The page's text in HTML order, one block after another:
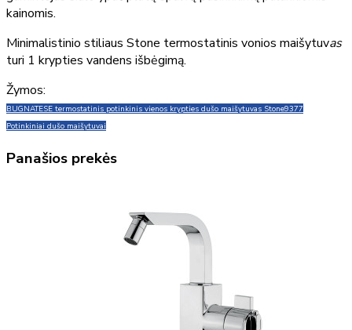
kainomis.
Minimalistinio stiliaus Stone termostatinis vonios maišytuvas
turi 1 krypties vandens išbėgimą.
Žymos:
BUGNATESE termostatinis potinkinis vienos krypties dušo maišytuvas Stone9377
Potinkiniai dušo maišytuvai
Panašios prekės